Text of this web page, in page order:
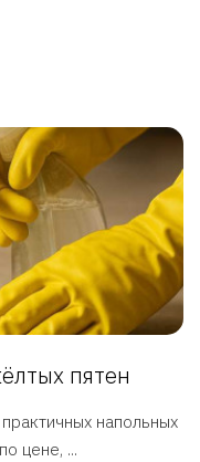
пятен
напольных
цене, ...